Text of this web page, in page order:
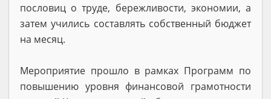
пословиц о труде, бережливости, экономии, а
затем учились составлять собственный бюджет
на месяц.
Мероприятие прошло в рамках Программ по
повышению уровня финансовой грамотности